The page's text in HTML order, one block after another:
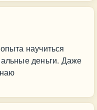
научиться
деньги. Даже